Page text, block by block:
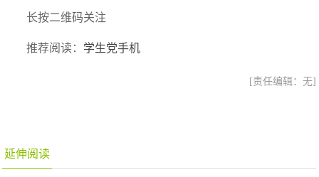
长按二维码关注
推荐阅读： 学生党手机
[责任编辑：无]
延伸阅读